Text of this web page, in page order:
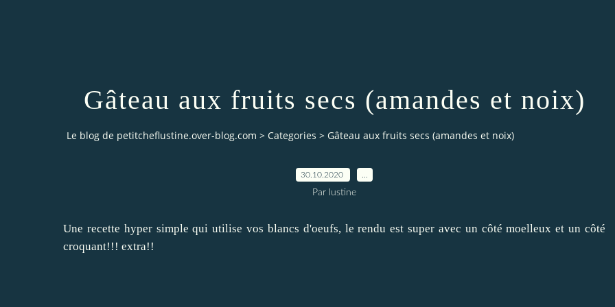
Gâteau aux fruits secs (amandes et noix)
Le blog de petitcheflustine.over-blog.com > Categories > Gâteau aux fruits secs (amandes et noix)
30.10.2020
Par lustine
Une recette hyper simple qui utilise vos blancs d'oeufs, le rendu est super avec un côté moelleux et un côté
croquant!!! extra!!